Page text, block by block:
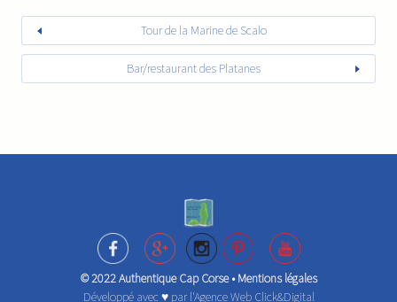
Tour de la Marine de Scalo
Bar/restaurant des Platanes
© 2022 Authentique Cap Corse •Mentions légales
Développé avec ♥ par l'Agence Web Click&Digital